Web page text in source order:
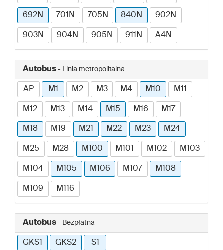
692N 701N 705N 840N 902N
903N 904N 905N 911N A4N
Autobus - Linia metropolitalna
AP M1 M2 M3 M4 M10 M11
M12 M13 M14 M15 M16 M17
M18 M19 M21 M22 M23 M24
M25 M28 M100 M101 M102 M103
M104 M105 M106 M107 M108
M109 M116
Autobus - Bezpłatna
GKS1 GKS2 S1